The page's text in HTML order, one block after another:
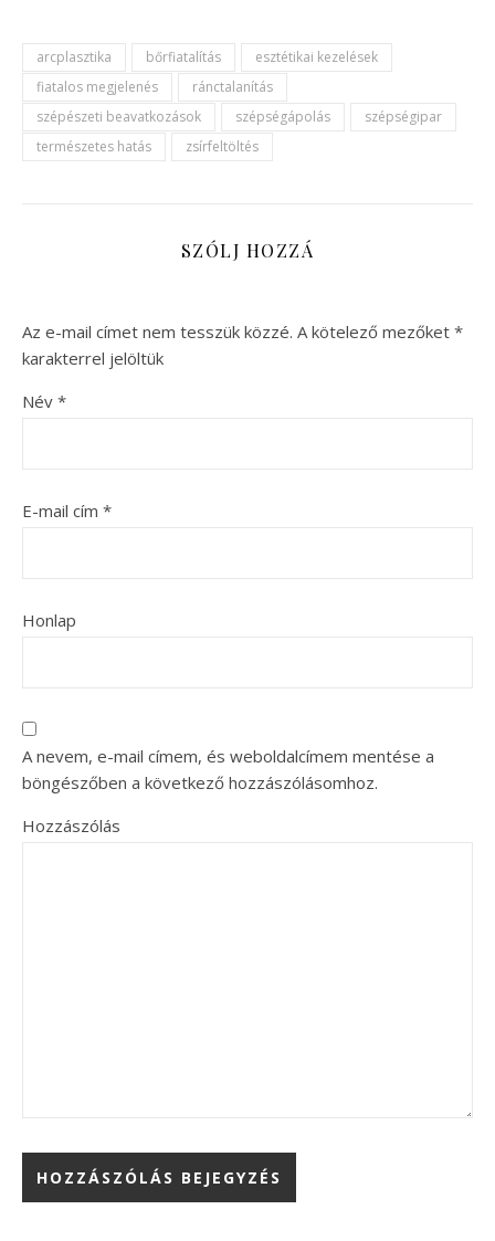
arcplasztika bőrfiatalítás
esztétikai kezelések
fiatalos megjelenés
ránctalanítás
szépészeti beavatkozások
szépségápolás
szépségipar
természetes hatás
zsírfeltöltés
SZÓLJ HOZZÁ
Az e-mail címet nem tesszük közzé. A kötelező mezőket *
karakterrel jelöltük
Név *
E-mail cím *
Honlap
A nevem, e-mail címem, és weboldalcímem mentése a
böngészőben a következő hozzászólásomhoz.
Hozzászólás